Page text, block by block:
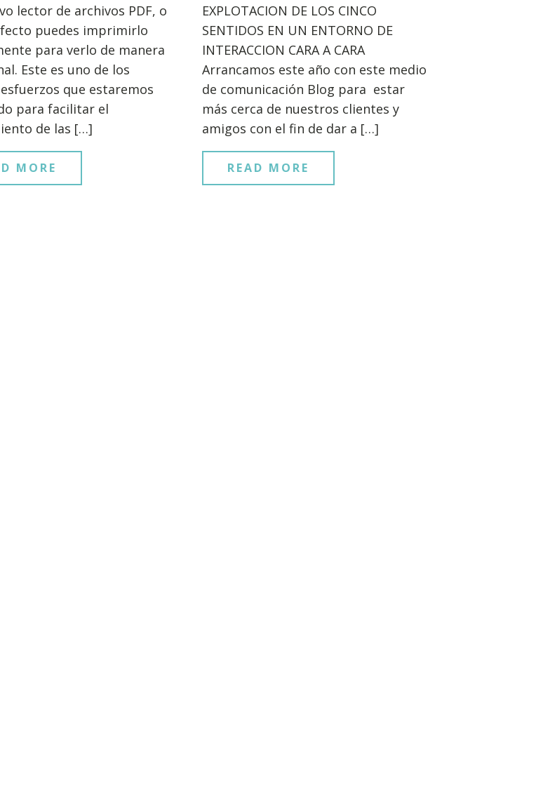
lector de archivos PDF, o
puedes imprimirlo
para verlo de manera
Este es uno de los
que estaremos
para facilitar el
de las […]
MORE
EXPLOTACION DE LOS CINCO
SENTIDOS EN UN ENTORNO DE
INTERACCION CARA A CARA
Arrancamos este año con este medio
de comunicación Blog para estar
más cerca de nuestros clientes y
amigos con el fin de dar a […]
READ MORE